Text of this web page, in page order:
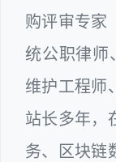
购评审专家
统公职律师
维护工程师
站长多年，
务、区块链